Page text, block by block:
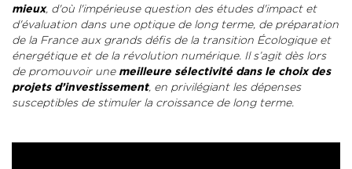
mieux, d'où l'impérieuse question des études d'impact et
d'évaluation dans une optique de long terme, de préparation
de la France aux grands défis de la transition Écologique et
énergétique et de la révolution numérique. Il s’agit dès lors
de promouvoir une meilleure sélectivité dans le choix des
projets d’investissement, en privilégiant les dépenses
susceptibles de stimuler la croissance de long terme.